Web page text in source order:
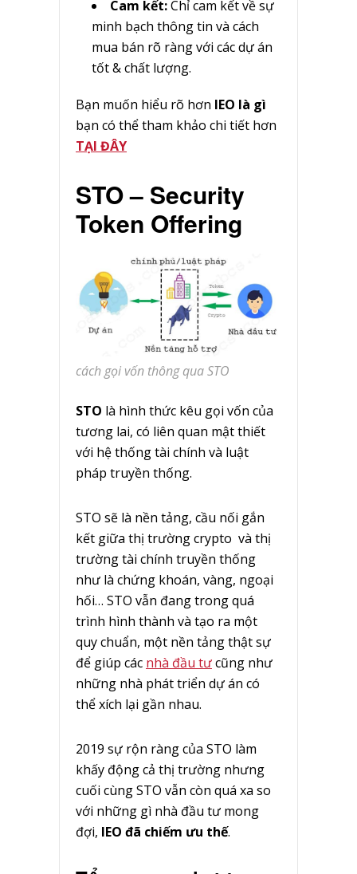
Cam kết:Chỉ cam kết về sự
minh bạch thông tin và cách
mua bán rõ ràng với các dự án
tốt & chất lượng.
Bạn muốn hiểu rõ hơn IEO là gì
bạn có thể tham khảo chi tiết hơn
TẠI ĐÂY
STO – Security
Token Offering
cách gọi vốn thông qua STO
STO là hình thức kêu gọi vốn của
tương lai, có liên quan mật thiết
với hệ thống tài chính và luật
pháp truyền thống.
STO sẽ là nền tảng, cầu nối gắn
kết giữa thị trường crypto và thị
trường tài chính truyền thống
như là chứng khoán, vàng, ngoại
hối… STO vẫn đang trong quá
trình hình thành và tạo ra một
quy chuẩn, một nền tảng thật sự
để giúp các nhà đầu tưcũng như
những nhà phát triển dự án có
thể xích lại gần nhau.
2019 sự rộn ràng của STO làm
khấy động cả thị trường nhưng
cuối cùng STO vẫn còn quá xa so
với những gì nhà đầu tư mong
đợi, IEO đã chiếm ưu thế.